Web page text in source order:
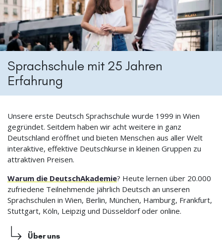
Sprachschule mit 25 Jahren
Erfahrung
Unsere erste Deutsch Sprachschule wurde 1999 in Wien
gegründet. Seitdem haben wir acht weitere in ganz
Deutschland eröffnet und bieten Menschen aus aller Welt
interaktive, effektive Deutschkurse in kleinen Gruppen zu
attraktiven Preisen.
Warum die DeutschAkademie? Heute lernen über 20.000
zufriedene Teilnehmende jährlich Deutsch an unseren
Sprachschulen in Wien, Berlin, München, Hamburg, Frankfurt,
Stuttgart, Köln, Leipzig und Düsseldorf oder online.
Über uns